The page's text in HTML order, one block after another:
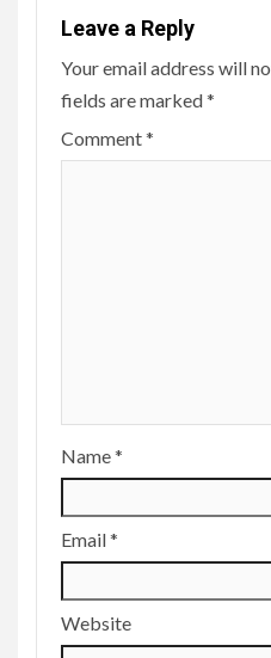
Leave a Reply
Your email address will
fields are marked*
Comment*
Name*
Email*
Website